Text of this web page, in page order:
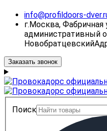
info@profildoors-
г.Москва, Фабричная
административный
Новобратцевский
Заказать звонок
Поиск